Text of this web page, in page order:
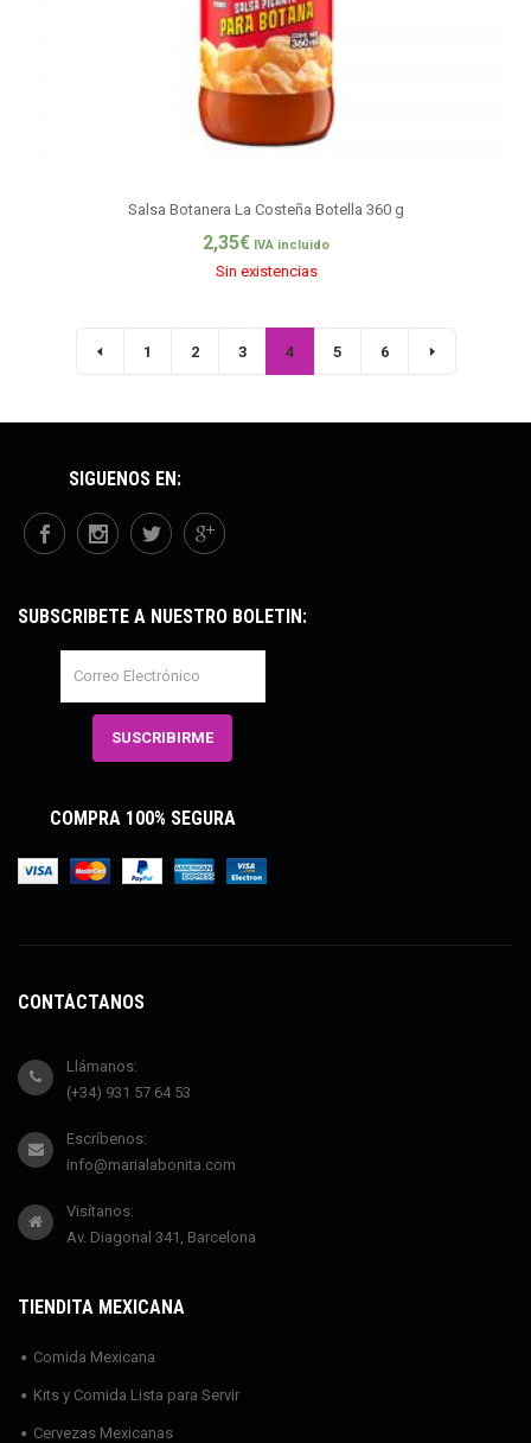
Salsa Botanera La Costeña Botella 360 g
2,35€ IVA incluido
Sin existencias
1 2 3 4 5 6
SÍGUENOS EN:
SUBSCRÍBETE A NUESTRO BOLETÍN:
COMPRA 100% SEGURA
CONTÁCTANOS
Llámanos:
(+34) 931 57 64 53
Escríbenos:
info@marialabonita.com
Visítanos:
Av. Diagonal 341, Barcelona
TIENDITA MEXICANA
Comida Mexicana
Kits y Comida Lista para Servir
Cervezas Mexicanas